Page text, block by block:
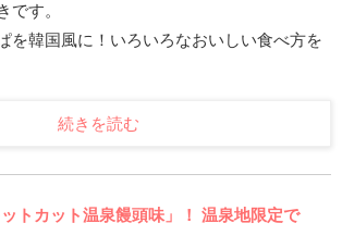
です。
を韓国風に！いろいろなおいしい食べ方を
続きを読む
トカット温泉饅頭味」！ 温泉地限定で